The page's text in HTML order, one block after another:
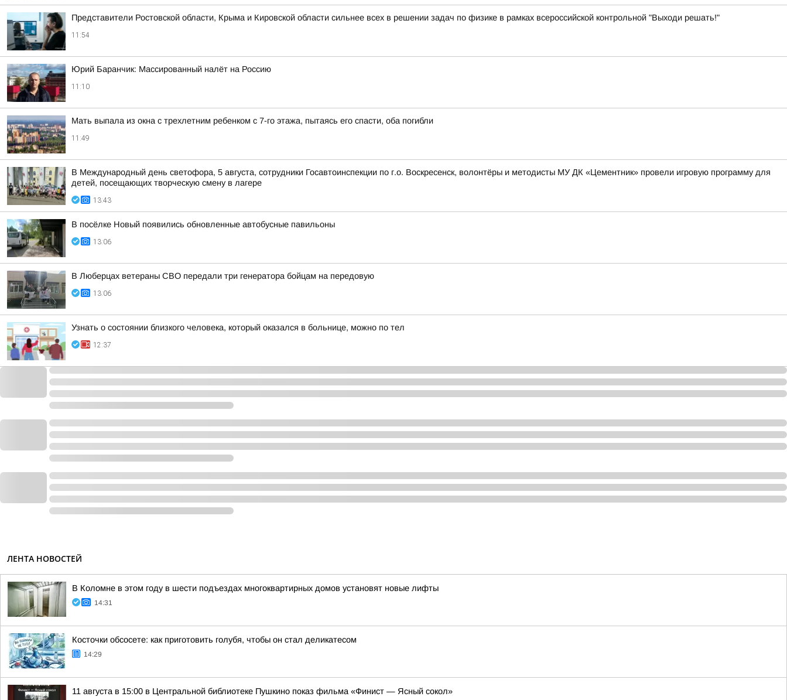
Представители Ростовской области, Крыма и Кировской области сильнее всех в решении задач по физике в рамках всероссийской контрольной "Выходи решать!"
11:54
Юрий Баранчик: Массированный налёт на Россию
11:10
Мать выпала из окна с трехлетним ребенком с 7-го этажа, пытаясь его спасти, оба погибли
11:49
В Международный день светофора, 5 августа, сотрудники Госавтоинспекции по г.о. Воскресенск, волонтёры и методисты МУ ДК «Цементник» провели игровую программу для
детей, посещающих творческую смену в лагере
13:43
В посёлке Новый появились обновленные автобусные павильоны
13:06
В Люберцах ветераны СВО передали три генератора бойцам на передовую
13:06
Узнать о состоянии близкого человека, который оказался в больнице, можно по тел
12:37
ЛЕНТА НОВОСТЕЙ
В Коломне в этом году в шести подъездах многоквартирных домов установят новые лифты
14:31
Косточки обсосете: как приготовить голубя, чтобы он стал деликатесом
14:29
11 августа в 15:00 в Центральной библиотеке Пушкино показ фильма «Финист — Ясный сокол»